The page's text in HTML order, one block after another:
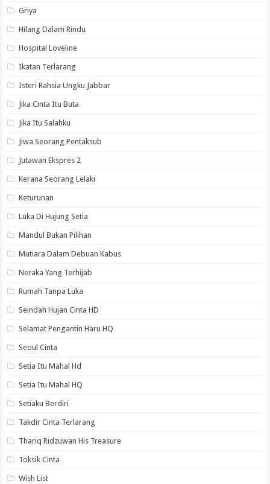
Griya
Hilang Dalam Rindu
Hospital Loveline
Ikatan Terlarang
Isteri Rahsia Ungku Jabbar
Jika Cinta Itu Buta
Jika Itu Salahku
Jiwa Seorang Pentaksub
Jutawan Ekspres 2
Kerana Seorang Lelaki
Keturunan
Luka Di Hujung Setia
Mandul Bukan Pilihan
Mutiara Dalam Debuan Kabus
Neraka Yang Terhijab
Rumah Tanpa Luka
Seindah Hujan Cinta HD
Selamat Pengantin Haru HQ
Seoul Cinta
Setia Itu Mahal Hd
Setia Itu Mahal HQ
Setiaku Berdiri
Takdir Cinta Terlarang
Thariq Ridzuwan His Treasure
Toksik Cinta
Wish List